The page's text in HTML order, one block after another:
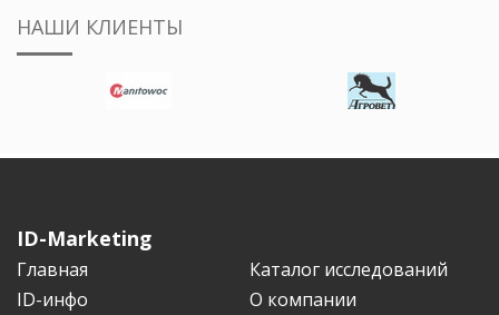
НАШИ КЛИЕНТЫ
ID-Marketing
Главная
Каталог исследований
ID-инфо
О компании